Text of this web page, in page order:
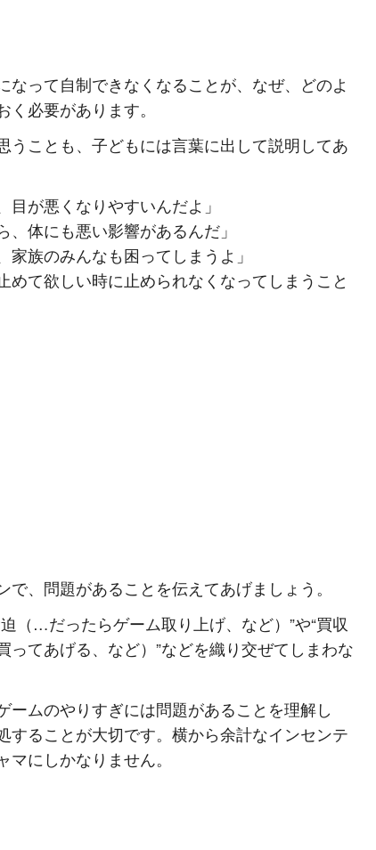
なって自制できなくなることが、なぜ、どのよ
必要があります。
うことも、子どもには言葉に出して説明してあ
目が悪くなりやすいんだよ」
、体にも悪い影響があるんだ」
家族のみんなも困ってしまうよ」
めて欲しい時に止められなくなってしまうこと
、問題があることを伝えてあげましょう。
（…だったらゲーム取り上げ、など）”や“買収
てあげる、など）”などを織り交ぜてしまわな
ームのやりすぎには問題があることを理解し
することが大切です。横から余計なインセンテ
にしかなりません。